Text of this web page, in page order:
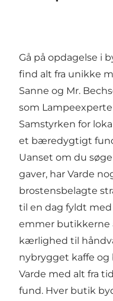
Gå på opdagelse i
find alt fra unikke
Sanne og Mr.
som
Samstyrken for
et bæredygtigt
Uanset om du
gaver, har Varde
brostensbelagte
til en dag fyldt
emmer butikkerne
kærlighed til
nybrygget kaffe og
Varde med alt fra
fund. Hver butik